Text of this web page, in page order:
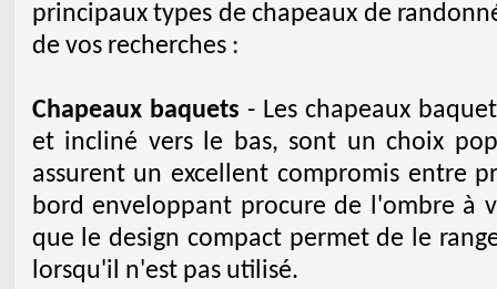
principaux types de chapeaux de
de vos recherches :
Chapeaux baquets - Les chapeaux
et incliné vers le bas, sont un choix
assurent un excellent compromis entre
bord enveloppant procure de l'ombre à
que le design compact permet de le
lorsqu'il n'est pas utilisé.